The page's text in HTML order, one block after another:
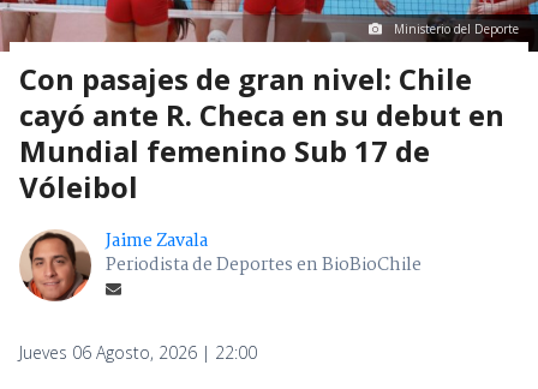
Ministerio del Deporte
Con pasajes de gran nivel: Chile
cayó ante R. Checa en su debut en
Mundial femenino Sub 17 de
Vóleibol
Jaime Zavala
Periodista de Deportes en BioBioChile
Jueves 06 Agosto, 2026 | 22:00